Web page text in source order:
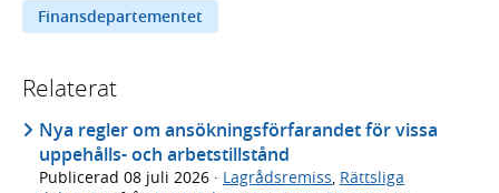
Finansdepartementet
Relaterat
Nya regler om ansökningsförfarandet för vissa
uppehålls- och arbetstillstånd
Publicerad 08 juli 2026 · Lagrådsremiss, Rättsliga